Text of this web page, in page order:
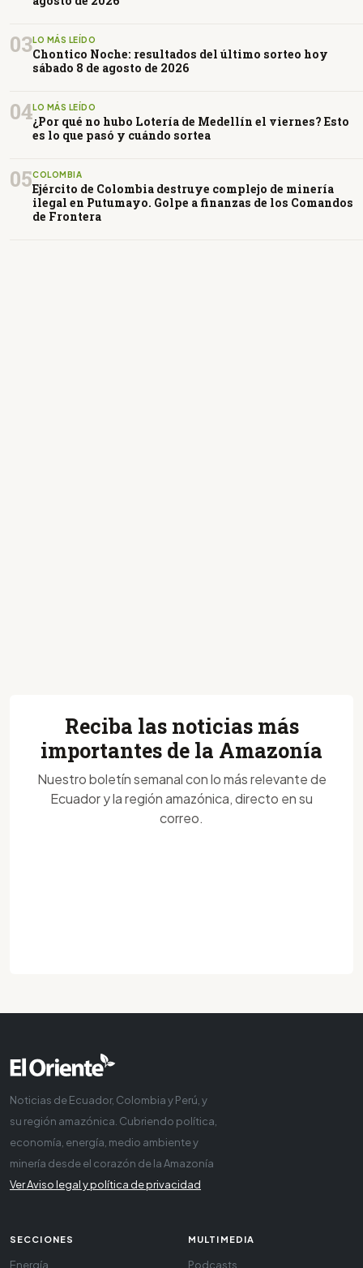
03LO MÁS LEÍDO
Chontico Noche: resultados del último sorteo hoy
sábado 8 de agosto de 2026
04LO MÁS LEÍDO
¿Por qué no hubo Lotería de Medellín el viernes? Esto
es lo que pasó y cuándo sortea
05COLOMBIA
Ejército de Colombia destruye complejo de minería
ilegal en Putumayo. Golpe a finanzas de los Comandos
de Frontera
Reciba las noticias más
importantes de la Amazonía
Nuestro boletín semanal con lo más relevante de
Ecuador y la región amazónica, directo en su
correo.
Noticias de Ecuador, Colombia y Perú, y
su región amazónica. Cubriendo política,
economía, energía, medio ambiente y
minería desde el corazón de la Amazonía
Ver Aviso legal y política de privacidad
SECCIONES
Energía
MULTIMEDIA
Podcasts